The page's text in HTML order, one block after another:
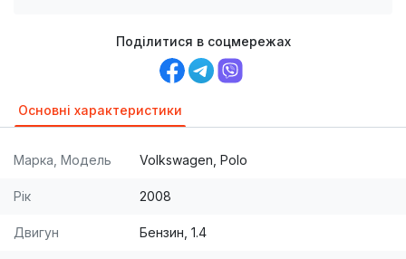
Поділитися в соцмережах
Основні характеристики
Марка, Модель Volkswagen, Polo
Рік 2008
Двигун Бензин, 1.4